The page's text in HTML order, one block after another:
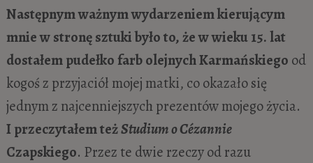
Następnym ważnym wydarzeniem kierującym
mnie w stronę sztuki było to, że w wieku 15. lat
dostałem pudełko farb olejnych Karmańskiego od
kogoś z przyjaciół mojej matki, co okazało się
jednym z najcenniejszych prezentów mojego życia.
I przeczytałem teżStudium o Cézannie
Czapskiego. Przez te dwie rzeczy od razu